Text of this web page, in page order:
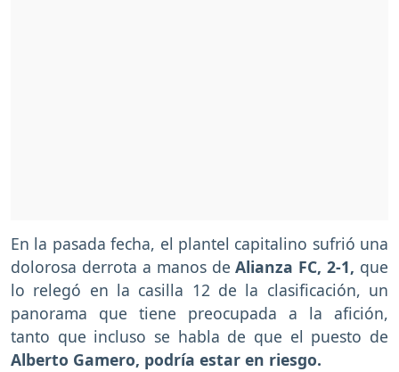
En la pasada fecha, el plantel capitalino sufrió una
dolorosa derrota a manos de Alianza FC, 2-1, que
lo relegó en la casilla 12 de la clasificación, un
panorama que tiene preocupada a la afición,
tanto que incluso se habla de que el puesto de
Alberto Gamero, podría estar en riesgo.